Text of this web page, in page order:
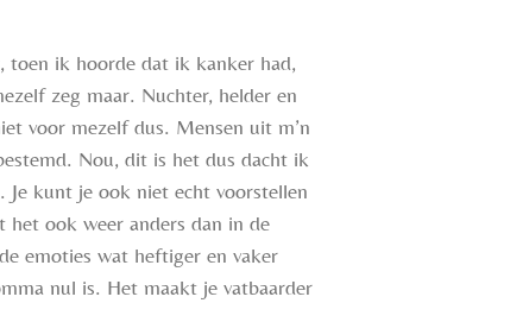
toen ik hoorde dat ik kanker had,
zeg maar. Nuchter, helder en
voor mezelf dus. Mensen uit m’n
Nou, dit is het dus dacht ik
kunt je ook niet echt voorstellen
ook weer anders dan in de
emoties wat heftiger en vaker
nul is. Het maakt je vatbaarder